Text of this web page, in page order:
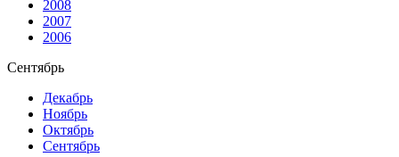
2008
2007
2006
Сентябрь
Декабрь
Ноябрь
Октябрь
Сентябрь